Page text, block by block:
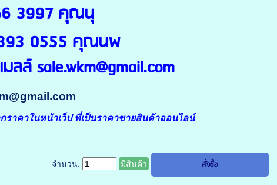
3997คุณนุ
0555 คุณนพ
ลล์ sale.wkm@gmail.com
ราคาในหน้าเว็ป ที่เป็นราคาขายสินค้าออนไลน์
จำนวน: มีสินค้า